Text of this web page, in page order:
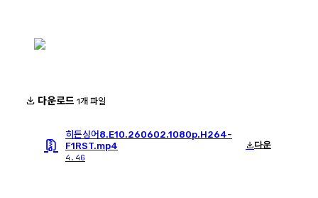
다운로드 1개 파일
히든싱어8.E10.260602.1080p.H264-
F1RST.mp4
4.4G
다운